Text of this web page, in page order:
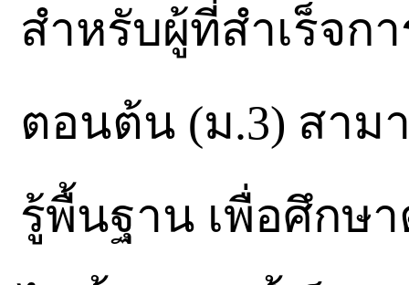
สำหรับผู้ที่สำเร็จก
ตอนต้น (ม.3) สาม
รู้พื้นฐาน เพื่อศึกษ